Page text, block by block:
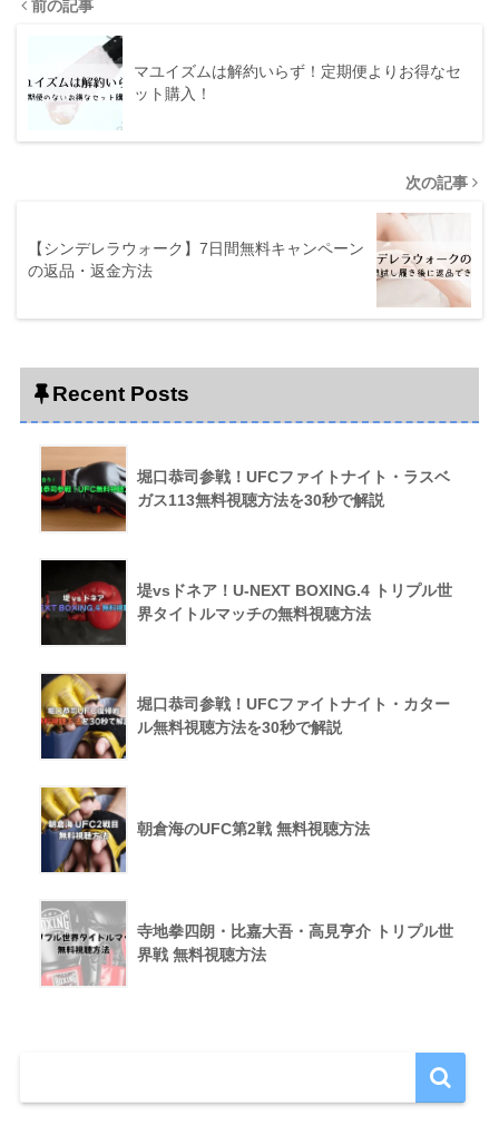
前の記事
マユイズムは解約いらず！定期便よりお得なセ
ット購入！
次の記事
【シンデレラウォーク】7日間無料キャンペーン
の返品・返金方法
Recent Posts
堀口恭司参戦！UFCファイトナイト・ラスベ
ガス113無料視聴方法を30秒で解説
堤vsドネア！U-NEXT BOXING.4 トリプル世
界タイトルマッチの無料視聴方法
堀口恭司参戦！UFCファイトナイト・カター
ル無料視聴方法を30秒で解説
朝倉海のUFC第2戦 無料視聴方法
寺地拳四朗・比嘉大吾・高見亨介 トリプル世
界戦 無料視聴方法